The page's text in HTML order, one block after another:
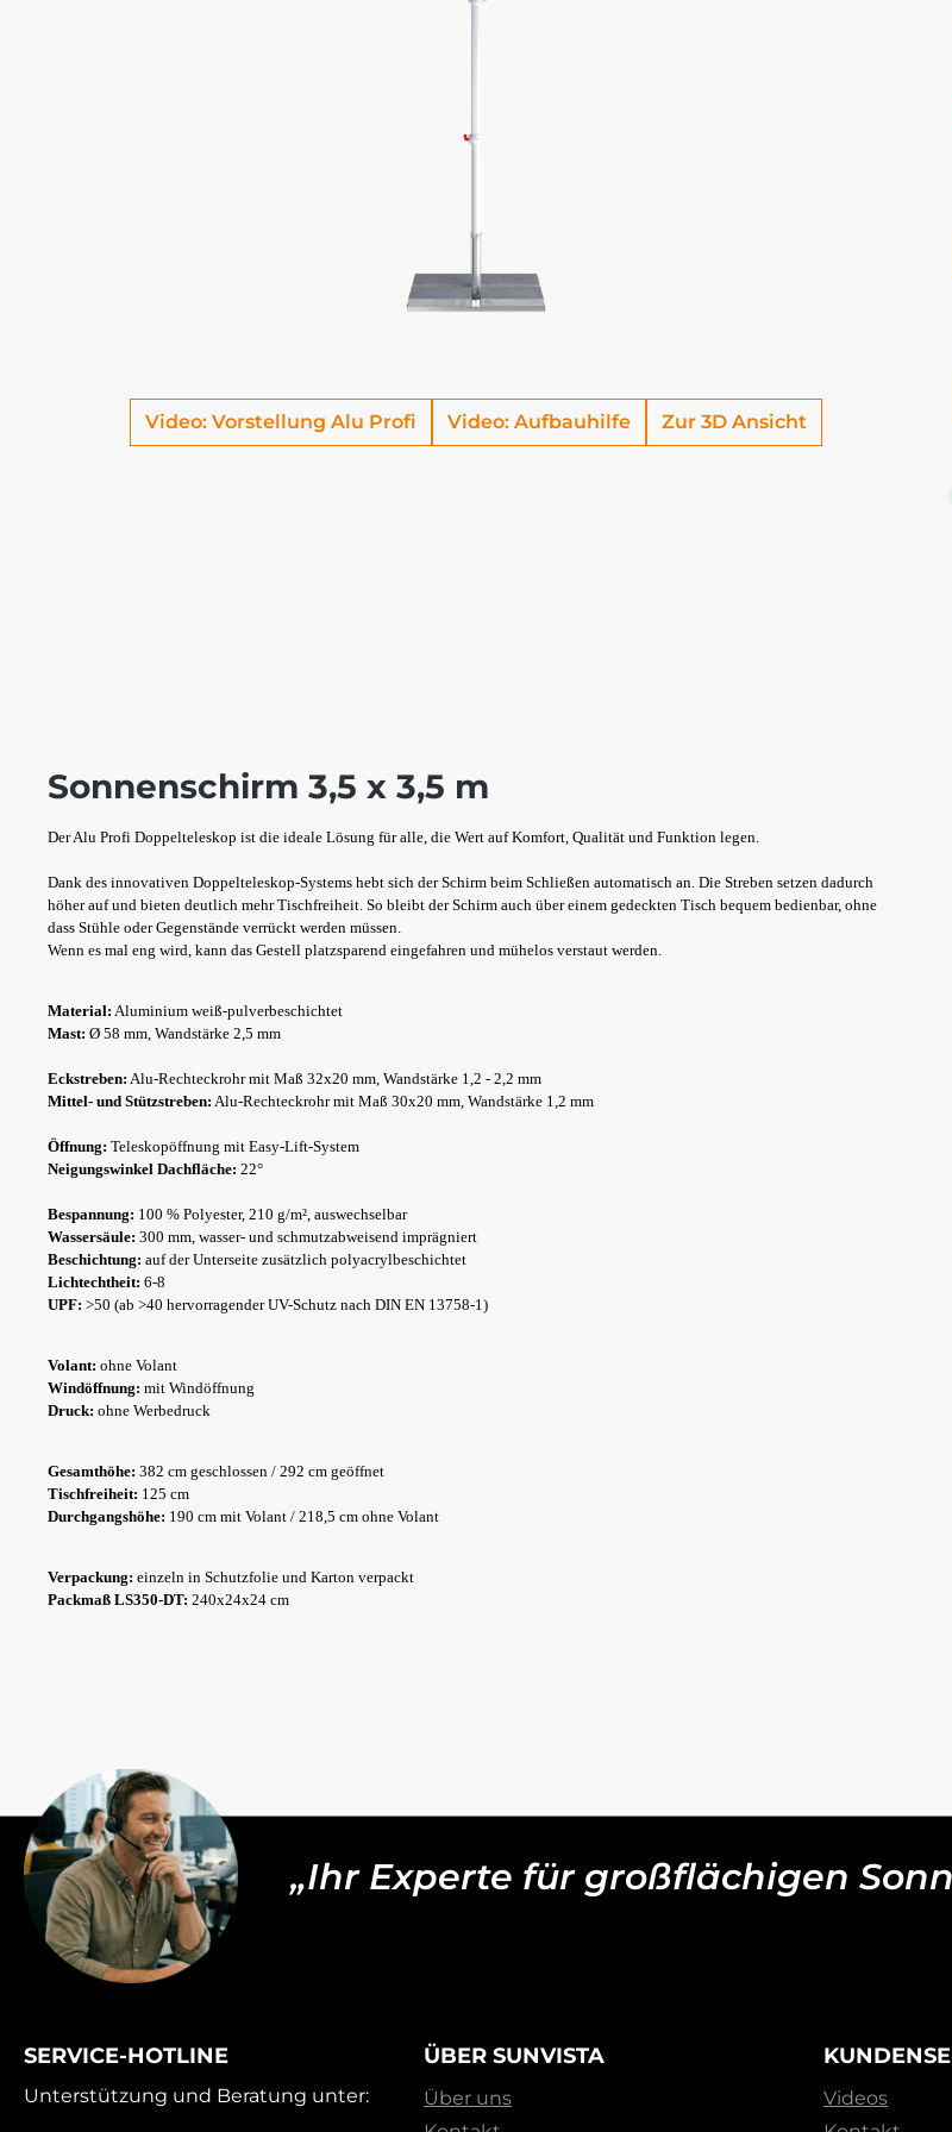
Video: Vorstellung Alu Profi Video: Aufbauhilfe Zur 3D Ansicht
Sonnenschirm 3,5 x 3,5 m
Der Alu Profi Doppelteleskop ist die ideale Lösung für alle, die Wert auf Komfort, Qualität und Funktion legen.
Dank des innovativen Doppelteleskop-Systems hebt sich der Schirm beim Schließen automatisch an. Die Streben setzen dadurch
höher auf und bieten deutlich mehr Tischfreiheit. So bleibt der Schirm auch über einem gedeckten Tisch bequem bedienbar, ohne
dass Stühle oder Gegenstände verrückt werden müssen.
Wenn es mal eng wird, kann das Gestell platzsparend eingefahren und mühelos verstaut werden.
Material: Aluminium weiß-pulverbeschichtet
Mast: Ø 58 mm, Wandstärke 2,5 mm
Eckstreben: Alu-Rechteckrohr mit Maß 32x20 mm, Wandstärke 1,2 - 2,2 mm
Mittel- und Stützstreben: Alu-Rechteckrohr mit Maß 30x20 mm, Wandstärke 1,2 mm
Öffnung: Teleskopöffnung mit Easy-Lift-System
Neigungswinkel Dachfläche: 22°
Bespannung: 100 % Polyester, 210 g/m², auswechselbar
Wassersäule: 300 mm, wasser- und schmutzabweisend imprägniert
Beschichtung: auf der Unterseite zusätzlich polyacrylbeschichtet
Lichtechtheit: 6-8
UPF: >50 (ab >40 hervorragender UV-Schutz nach DIN EN 13758-1)
Volant: ohne Volant
Windöffnung: mit Windöffnung
Druck: ohne Werbedruck
Gesamthöhe: 382 cm geschlossen / 292 cm geöffnet
Tischfreiheit: 125 cm
Durchgangshöhe: 190 cm mit Volant / 218,5 cm ohne Volant
Verpackung: einzeln in Schutzfolie und Karton verpackt
Packmaß LS350-DT: 240x24x24 cm
„Ihr Experte für großflächigen
SERVICE-HOTLINE
Unterstützung und Beratung unter:
ÜBER SUNVISTA
Über uns
Videos